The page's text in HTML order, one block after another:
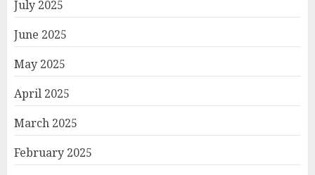
July 2025
June 2025
May 2025
April 2025
March 2025
February 2025